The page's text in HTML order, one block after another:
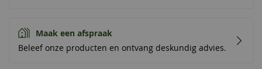
Maak een afspraak
Beleef onze producten en ontvang deskundig advies.